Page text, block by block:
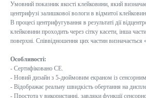
Умовний показник якості клейковини, який
центрифузі залишкової вологи в відмитої
В процесі центрифугування в результаті дії
клейковини проходить через сітку касети, інша
поверхні. Співвідношення цих частин
Особливості:
- Cертифіковано CE.
- Новий дизайн з 5-дюймовим екраном із
- Відображає реальну швидкість обертання на
- Простота у використанні, завдяки функції